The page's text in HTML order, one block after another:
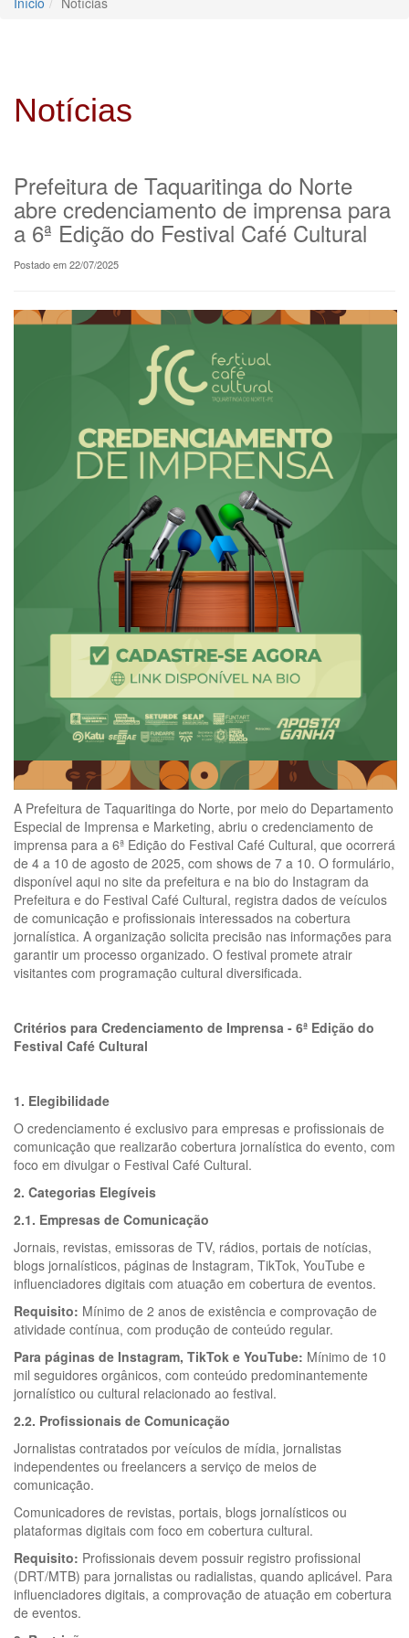
Notícias
Prefeitura de Taquaritinga do Norte
abre credenciamento de imprensa para
a 6ª Edição do Festival Café Cultural
Postado em 22/07/2025
A Prefeitura de Taquaritinga do Norte, por meio do Departamento
Especial de Imprensa e Marketing, abriu o credenciamento de
imprensa para a 6ª Edição do Festival Café Cultural, que ocorrerá
de 4 a 10 de agosto de 2025, com shows de 7 a 10. O formulário,
disponível aqui no site da prefeitura e na bio do Instagram da
Prefeitura e do Festival Café Cultural, registra dados de veículos
de comunicação e profissionais interessados na cobertura
jornalística. A organização solicita precisão nas informações para
garantir um processo organizado. O festival promete atrair
visitantes com programação cultural diversificada.
Critérios para Credenciamento de Imprensa - 6ª Edição do
Festival Café Cultural
1. Elegibilidade
O credenciamento é exclusivo para empresas e profissionais de
comunicação que realizarão cobertura jornalística do evento, com
foco em divulgar o Festival Café Cultural.
2. Categorias Elegíveis
2.1. Empresas de Comunicação
Jornais, revistas, emissoras de TV, rádios, portais de notícias,
blogs jornalísticos, páginas de Instagram, TikTok, YouTube e
influenciadores digitais com atuação em cobertura de eventos.
Requisito: Mínimo de 2 anos de existência e comprovação de
atividade contínua, com produção de conteúdo regular.
Para páginas de Instagram, TikTok e YouTube: Mínimo de 10
mil seguidores orgânicos, com conteúdo predominantemente
jornalístico ou cultural relacionado ao festival.
2.2. Profissionais de Comunicação
Jornalistas contratados por veículos de mídia, jornalistas
independentes ou freelancers a serviço de meios de
comunicação.
Comunicadores de revistas, portais, blogs jornalísticos ou
plataformas digitais com foco em cobertura cultural.
Requisito: Profissionais devem possuir registro profissional
(DRT/MTB) para jornalistas ou radialistas, quando aplicável. Para
influenciadores digitais, a comprovação de atuação em cobertura
de eventos.